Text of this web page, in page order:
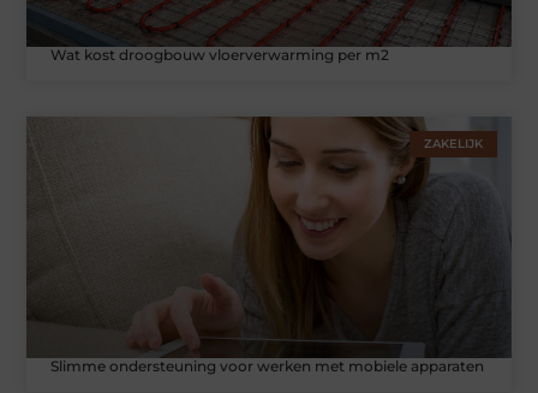
Wat kost droogbouw vloerverwarming per m2
ZAKELIJK
Slimme ondersteuning voor werken met mobiele apparaten